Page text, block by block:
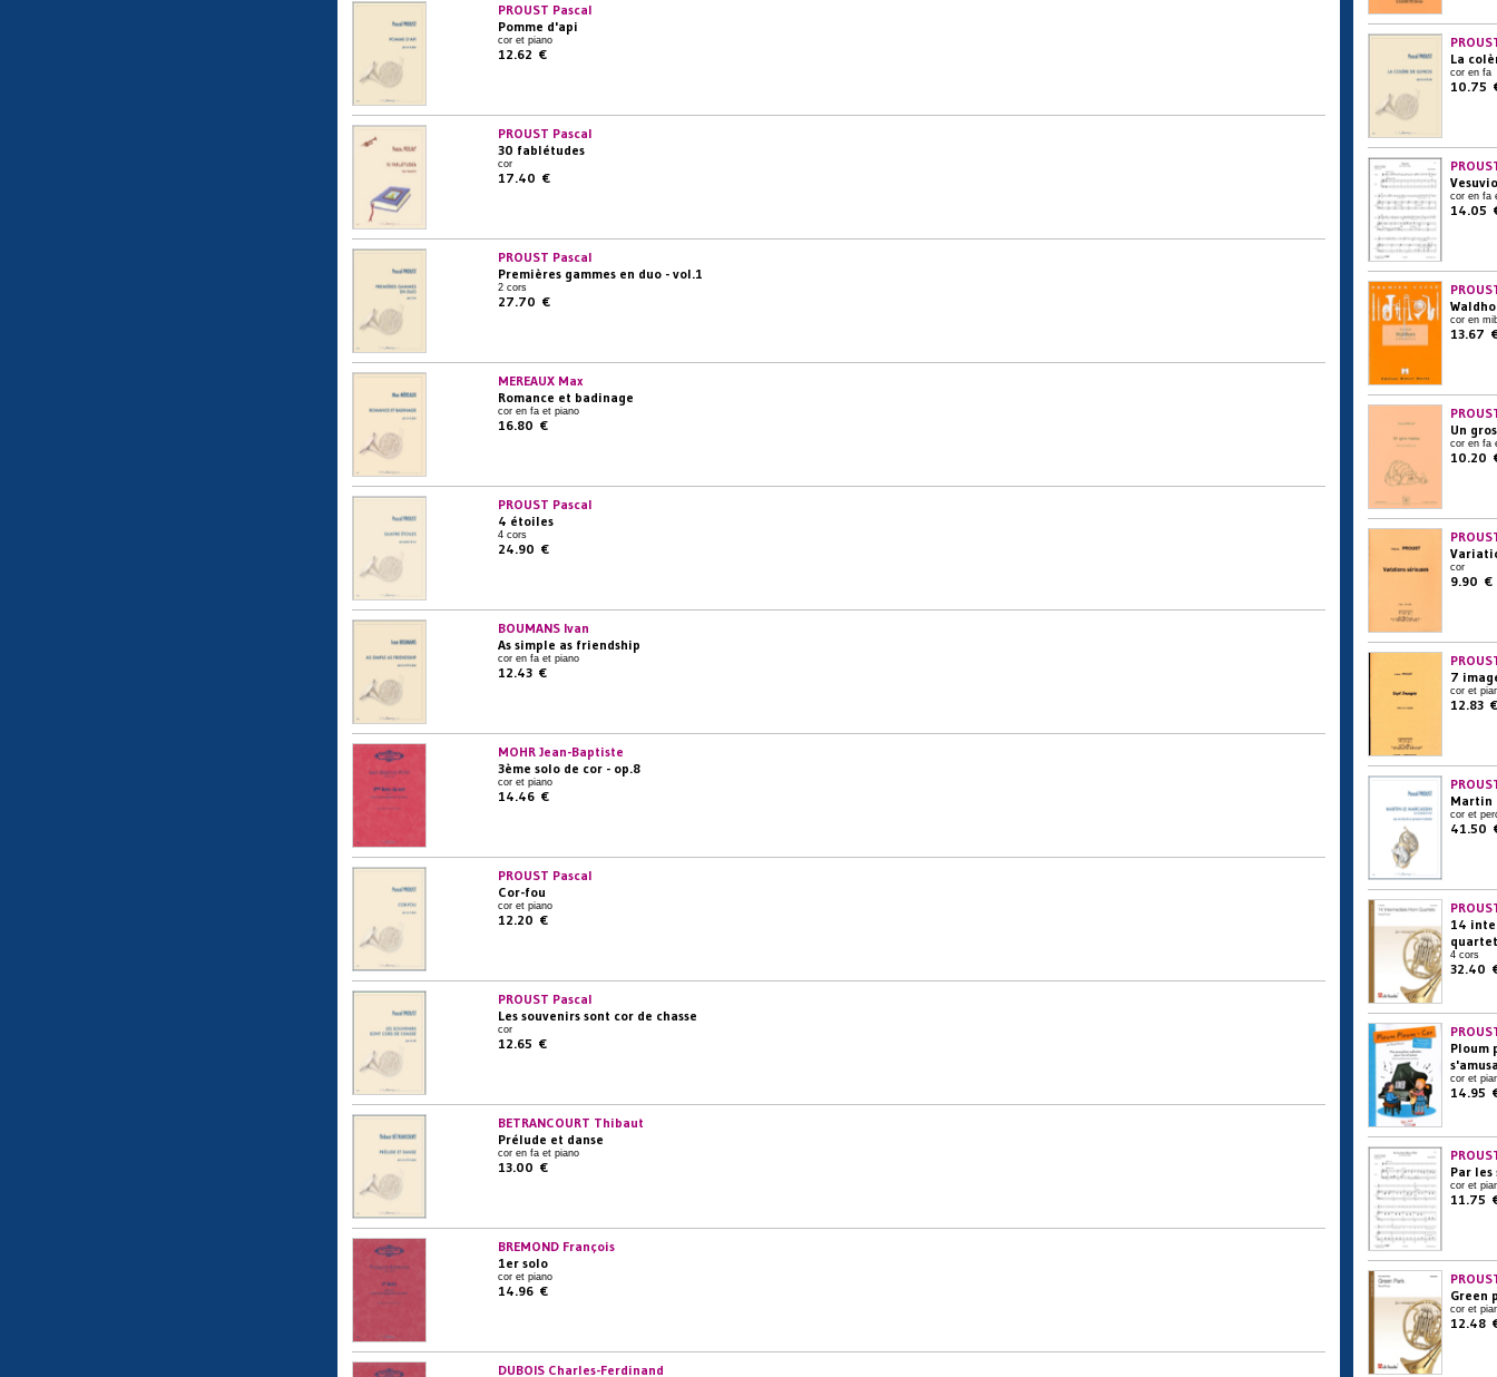
PROUST Pascal
Pomme d'api
cor et piano
12.62 €
PROUST Pascal
30 fablétudes
cor
17.40 €
PROUST Pascal
Premières gammes en duo - vol.1
2 cors
27.70 €
MEREAUX Max
Romance et badinage
cor en fa et piano
16.80 €
PROUST Pascal
4 étoiles
4 cors
24.90 €
BOUMANS Ivan
As simple as friendship
cor en fa et piano
12.43 €
MOHR Jean-Baptiste
3ème solo de cor - op.8
cor et piano
14.46 €
PROUST Pascal
Cor-fou
cor et piano
12.20 €
PROUST Pascal
Les souvenirs sont cor de chasse
cor
12.65 €
BETRANCOURT Thibaut
Prélude et danse
cor en fa et piano
13.00 €
BREMOND François
1er solo
cor et piano
14.96 €
DUBOIS Charles-Ferdinand
La
cor en fa
10.75
Vesuvio
cor en fa
14.05
cor en
13.67
Un
cor en fa
10.20
cor
9.90 €
7
cor et
12.83 €
Martin
cor et
41.50
14
4 cors
32.40
Ploum
cor et
14.95
Par
cor et
11.75
Green
cor et
12.48